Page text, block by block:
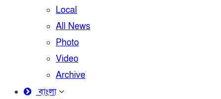
Local
All News
Photo
Video
Archive
বাংলা